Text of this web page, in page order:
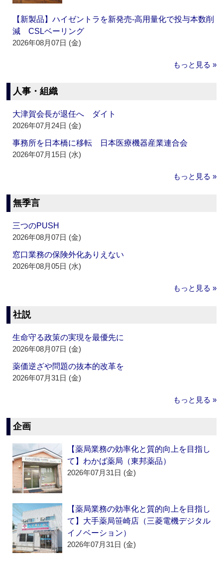
【新製品】ハイゼントラを新発売‐高用量化で投与本数削
減 CSLベーリング
2026年08月07日 (金)
もっと見る »
人事・組織
大津賀会長が退任へ ダイト
2026年07月24日 (金)
事務所を日本橋に移転 日本医療機器産業連合会
2026年07月15日 (水)
もっと見る »
無季言
三つのPUSH
2026年08月07日 (金)
窓口業務の保険外化ありえない
2026年08月05日 (水)
もっと見る »
社説
生命守る政策の実現を最優先に
2026年08月07日 (金)
薬価逆ざや問題の抜本的改革を
2026年07月31日 (金)
もっと見る »
企画
【薬局業務の効率化と質的向上を目指し
て】わかば薬局（東邦薬品）
2026年07月31日 (金)
【薬局業務の効率化と質的向上を目指し
て】大手薬局笹崎店（三菱電機デジタル
イノベーション）
2026年07月31日 (金)